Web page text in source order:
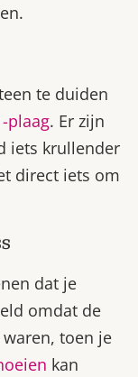
te duiden
plaag. Er zijn
iets krullender
direct iets om
dat je
omdat de
toen je
kan